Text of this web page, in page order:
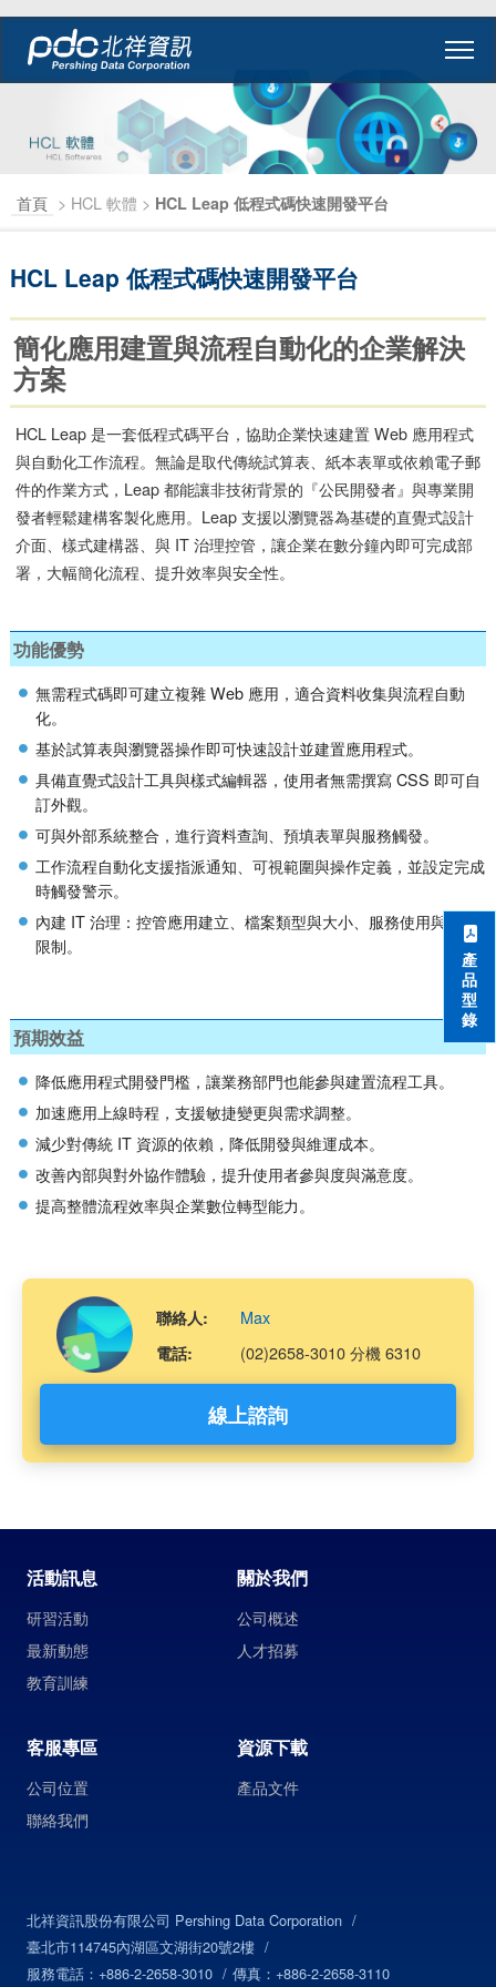
首頁 > HCL 軟體 > HCL Leap 低程式碼快速開發平台
HCL Leap 低程式碼快速開發平台
簡化應用建置與流程自動化的企業解決
方案
HCL Leap 是一套低程式碼平台，協助企業快速建置 Web 應用程式
與自動化工作流程。無論是取代傳統試算表、紙本表單或依賴電子郵
件的作業方式，Leap 都能讓非技術背景的『公民開發者』與專業開
發者輕鬆建構客製化應用。Leap 支援以瀏覽器為基礎的直覺式設計
介面、樣式建構器、與 IT 治理控管，讓企業在數分鐘內即可完成部
署，大幅簡化流程、提升效率與安全性。
功能優勢
無需程式碼即可建立複雜 Web 應用，適合資料收集與流程自動
化。
基於試算表與瀏覽器操作即可快速設計並建置應用程式。
具備直覺式設計工具與樣式編輯器，使用者無需撰寫 CSS 即可自
訂外觀。
可與外部系統整合，進行資料查詢、預填表單與服務觸發。
工作流程自動化支援指派通知、可視範圍與操作定義，並設定完成
時觸發警示。
內建 IT 治理：控管應用建立、檔案類型與大小、服務使用與安全
限制。
預期效益
降低應用程式開發門檻，讓業務部門也能參與建置流程工具。
加速應用上線時程，支援敏捷變更與需求調整。
減少對傳統 IT 資源的依賴，降低開發與維運成本。
改善內部與對外協作體驗，提升使用者參與度與滿意度。
提高整體流程效率與企業數位轉型能力。
產
品
型
錄
聯絡人: Max
電話: (02)2658-3010 分機 6310
線上諮詢
活動訊息
研習活動
最新動態
教育訓練
關於我們
公司概述
人才招募
客服專區
公司位置
聯絡我們
資源下載
產品文件
北祥資訊股份有限公司 Pershing Data Corporation
臺北市114745內湖區文湖街20號2樓
服務電話：+886-2-2658-3010
傳真：+886-2-2658-3110